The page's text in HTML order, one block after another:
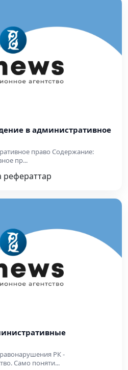
в административное
право Содержание:
пр...
рефераттар
РК -
Само поняти...